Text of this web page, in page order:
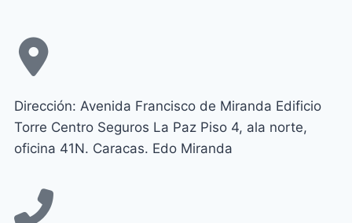
Dirección: Avenida Francisco de Miranda Edificio
Torre Centro Seguros La Paz Piso 4, ala norte,
oficina 41N. Caracas. Edo Miranda